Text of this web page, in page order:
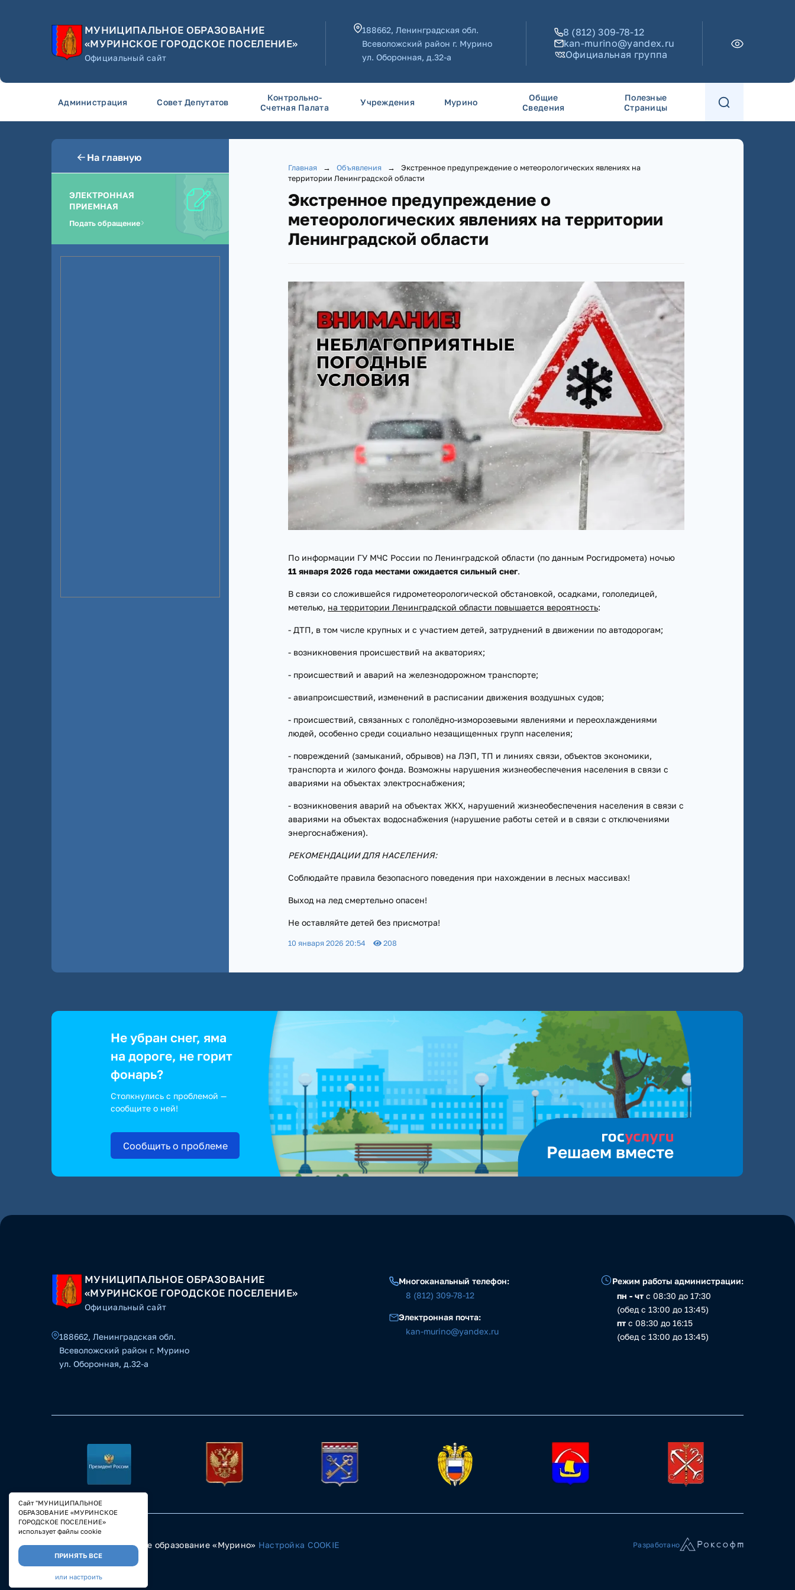
МУНИЦИПАЛЬНОЕ ОБРАЗОВАНИЕ
«МУРИНСКОЕ ГОРОДСКОЕ ПОСЕЛЕНИЕ»
Официальный сайт
188662, Ленинградская обл.
Всеволожский район г. Мурино
ул. Оборонная, д.32-а
8 (812) 309-78-12
kan-murino@yandex.ru
Официальная группа
Администрация Совет Депутатов
Контрольно-
Счетная Палата
Учреждения Мурино
Общие
Сведения
Полезные
Страницы
На главную
ЭЛЕКТРОННАЯ
ПРИЕМНАЯ
Подать обращение
Главная → Объявления →
Экстренное предупреждение о метеорологических явлениях на
территории Ленинградской области
Экстренное предупреждение о
метеорологических явлениях на территории
Ленинградской области
По информации ГУ МЧС России по Ленинградской области (по данным Росгидромета) ночью
11 января 2026 года местами ожидается сильный снег.
В связи со сложившейся гидрометеорологической обстановкой, осадками, гололедицей,
метелью, на территории Ленинградской области повышается вероятность:
- ДТП, в том числе крупных и с участием детей, затруднений в движении по автодорогам;
- возникновения происшествий на акваториях;
- происшествий и аварий на железнодорожном транспорте;
- авиапроисшествий, изменений в расписании движения воздушных судов;
- происшествий, связанных с гололёдно-изморозевыми явлениями и переохлаждениями
людей, особенно среди социально незащищенных групп населения;
- повреждений (замыканий, обрывов) на ЛЭП, ТП и линиях связи, объектов экономики,
транспорта и жилого фонда. Возможны нарушения жизнеобеспечения населения в связи с
авариями на объектах электроснабжения;
- возникновения аварий на объектах ЖКХ, нарушений жизнеобеспечения населения в связи с
авариями на объектах водоснабжения (нарушение работы сетей и в связи с отключениями
энергоснабжения).
РЕКОМЕНДАЦИИ ДЛЯ НАСЕЛЕНИЯ:
Соблюдайте правила безопасного поведения при нахождении в лесных массивах!
Выход на лед смертельно опасен!
Не оставляйте детей без присмотра!
10 января 2026 20:54 208
Не убран снег, яма
на дороге, не горит
фонарь?
Столкнулись с проблемой —
сообщите о ней!
Сообщить о проблеме Решаем вместе
МУНИЦИПАЛЬНОЕ ОБРАЗОВАНИЕ
«МУРИНСКОЕ ГОРОДСКОЕ ПОСЕЛЕНИЕ»
Официальный сайт
188662, Ленинградская обл.
Всеволожский район г. Мурино
ул. Оборонная, д.32-а
Многоканальный телефон:
8 (812) 309-78-12
Электронная почта:
kan-murino@yandex.ru
Режим работы администрации:
пн - чт с 08:30 до 17:30
(обед с 13:00 до 13:45)
пт с 08:30 до 16:15
(обед с 13:00 до 13:45)
© 2023 Муниципальное образование «Мурино» Настройка COOKIE Разработано
Сайт "МУНИЦИПАЛЬНОЕ
ОБРАЗОВАНИЕ «МУРИНСКОЕ
ГОРОДСКОЕ ПОСЕЛЕНИЕ»
использует файлы cookie
ПРИНЯТЬ ВСЕ
или настроить